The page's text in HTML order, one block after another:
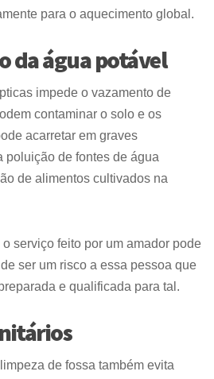
para o aquecimento global.
da água potável
impede o vazamento de
contaminar o solo e os
acarretar em graves
poluição de fontes de água
de alimentos cultivados na
serviço feito por um amador pode
ser um risco a essa pessoa que
e qualificada para tal.
de fossa também evita